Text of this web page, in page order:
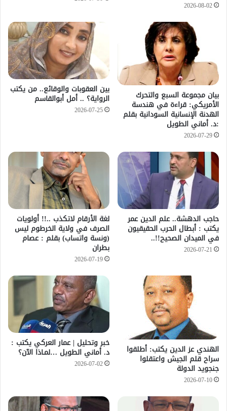
2026-08-02
بيان مجموعة السبع والتحرك
الأمريكي: قراءة في هندسة
الهدنة الإنسانية السودانية بقلم
:د. أماني الطويل
2026-07-29
بين العقوبات والوقائع.. من يكتب
الرواية؟ .. أمل أبوالقاسم
2026-07-25
حاجب الدهشة.. علم الدين عمر
يكتب : أبطال الحرب الحقيقيون
في الميدان الصحيح!!..
2026-07-21
لغة الأرقام لاتكذب ..!! أولويات
الصرف في ولاية الخرطوم ليس
(ونسة واتساب) بقلم : عصام
بطران
2026-07-19
الهندي عز الدين يكتب: أطلقوا
سراح قلم الجيش واعتقلوا
جنجويد الدولة
2026-07-10
خبر وتحليل | عمار العركي يكتب :
د. أماني الطويل …لمـاذا الآن؟
2026-07-02